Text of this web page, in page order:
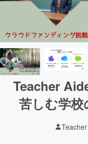
Teacher
苦しむ学校